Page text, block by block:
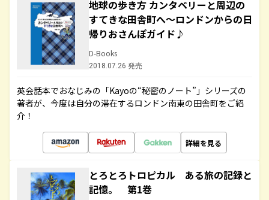
地球の歩き方 カンタベリーと周辺の
すてきな田舎町へ～ロンドンからの日
帰りおさんぽガイド♪
D-Books
2018.07.26 発売
英会話本でおなじみの「Kayoの“秘密のノート”」シリーズの
著者が、今度は自分の滞在するロンドン南東の田舎町をご紹
介！
詳細を見る
とろとろトロピカル ある旅の記録と
記憶。 第1巻